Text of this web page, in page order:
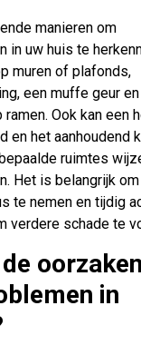
manieren om
in uw huis te
muren of plafonds,
een muffe geur en
Ook kan een
en het aanhoudend
ruimtes
Het is belangrijk
te nemen en tijdig
verdere schade te
in